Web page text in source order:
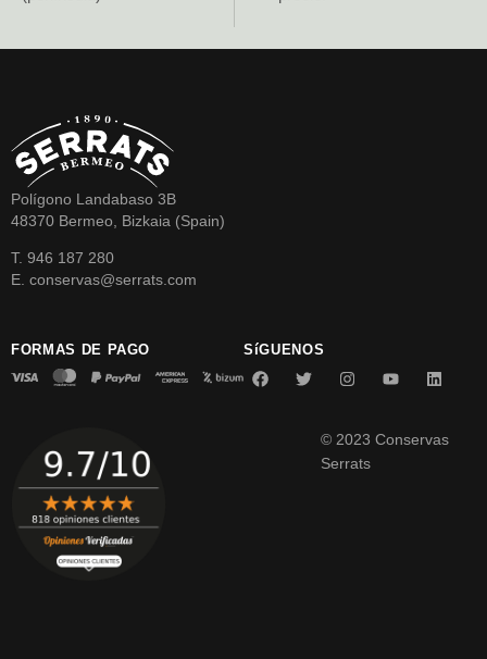
Polígono Landabaso 3B
48370 Bermeo, Bizkaia (Spain)
T. 946 187 280
E. conservas@serrats.com
FORMAS DE PAGO SíGUENOS
© 2023 Conservas
Serrats